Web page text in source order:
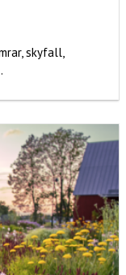
skyfall,